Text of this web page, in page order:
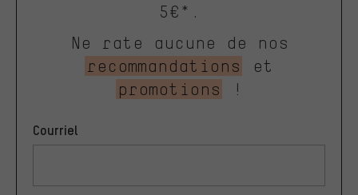
5€*.
Ne rate aucune de nos
recommandations
et
promotions
!
Courriel